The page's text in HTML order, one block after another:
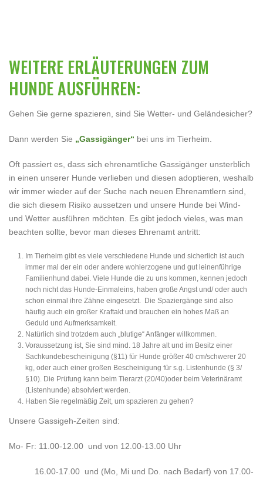
WEITERE ERLÄUTERUNGEN ZUM
HUNDE AUSFÜHREN:
Gehen Sie gerne spazieren, sind Sie Wetter- und Geländesicher?
Dann werden Sie „Gassigänger“ bei uns im Tierheim.
Oft passiert es, dass sich ehrenamtliche Gassigänger unsterblich
in einen unserer Hunde verlieben und diesen adoptieren, weshalb
wir immer wieder auf der Suche nach neuen Ehrenamtlern sind,
die sich diesem Risiko aussetzen und unsere Hunde bei Wind-
und Wetter ausführen möchten. Es gibt jedoch vieles, was man
beachten sollte, bevor man dieses Ehrenamt antritt:
Im Tierheim gibt es viele verschiedene Hunde und sicherlich ist auch
immer mal der ein oder andere wohlerzogene und gut leinenführige
Familienhund dabei. Viele Hunde die zu uns kommen, kennen jedoch
noch nicht das Hunde-Einmaleins, haben große Angst und/ oder auch
schon einmal ihre Zähne eingesetzt. Die Spaziergänge sind also
häufig auch ein großer Kraftakt und brauchen ein hohes Maß an
Geduld und Aufmerksamkeit.
Natürlich sind trotzdem auch „blutige“ Anfänger willkommen.
Voraussetzung ist, Sie sind mind. 18 Jahre alt und im Besitz einer
Sachkundebescheinigung (§11) für Hunde größer 40 cm/schwerer 20
kg, oder auch einer großen Bescheinigung für s.g. Listenhunde (§ 3/
§10). Die Prüfung kann beim Tierarzt (20/40)oder beim Veterinäramt
(Listenhunde) absolviert werden.
Haben Sie regelmäßig Zeit, um spazieren zu gehen?
Unsere Gassigeh-Zeiten sind:
Mo- Fr: 11.00-12.00 und von 12.00-13.00 Uhr
16.00-17.00 und (Mo, Mi und Do. nach Bedarf) von 17.00-